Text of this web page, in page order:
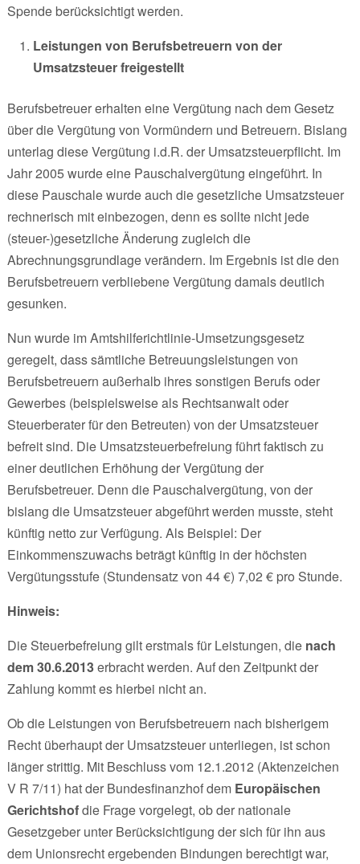
Spende berücksichtigt werden.
Leistungen von Berufsbetreuern von der
Umsatzsteuer freigestellt
Berufsbetreuer erhalten eine Vergütung nach dem Gesetz
über die Vergütung von Vormündern und Betreuern. Bislang
unterlag diese Vergütung i.d.R. der Umsatzsteuerpflicht. Im
Jahr 2005 wurde eine Pauschalvergütung eingeführt. In
diese Pauschale wurde auch die gesetzliche Umsatzsteuer
rechnerisch mit einbezogen, denn es sollte nicht jede
(steuer-)gesetzliche Änderung zugleich die
Abrechnungsgrundlage verändern. Im Ergebnis ist die den
Berufsbetreuern verbliebene Vergütung damals deutlich
gesunken.
Nun wurde im Amtshilferichtlinie-Umsetzungsgesetz
geregelt, dass sämtliche Betreuungsleistungen von
Berufsbetreuern außerhalb ihres sonstigen Berufs oder
Gewerbes (beispielsweise als Rechtsanwalt oder
Steuerberater für den Betreuten) von der Umsatzsteuer
befreit sind. Die Umsatzsteuerbefreiung führt faktisch zu
einer deutlichen Erhöhung der Vergütung der
Berufsbetreuer. Denn die Pauschalvergütung, von der
bislang die Umsatzsteuer abgeführt werden musste, steht
künftig netto zur Verfügung. Als Beispiel: Der
Einkommenszuwachs beträgt künftig in der höchsten
Vergütungsstufe (Stundensatz von 44 €) 7,02 € pro Stunde.
Hinweis:
Die Steuerbefreiung gilt erstmals für Leistungen, die nach
dem 30.6.2013erbracht werden. Auf den Zeitpunkt der
Zahlung kommt es hierbei nicht an.
Ob die Leistungen von Berufsbetreuern nach bisherigem
Recht überhaupt der Umsatzsteuer unterliegen, ist schon
länger strittig. Mit Beschluss vom 12.1.2012 (Aktenzeichen
V R 7/11) hat der Bundesfinanzhof dem Europäischen
Gerichtshofdie Frage vorgelegt, ob der nationale
Gesetzgeber unter Berücksichtigung der sich für ihn aus
dem Unionsrecht ergebenden Bindungen berechtigt war,